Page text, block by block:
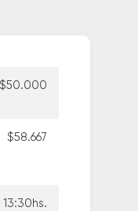
$50.000
$58.667
13:30hs.